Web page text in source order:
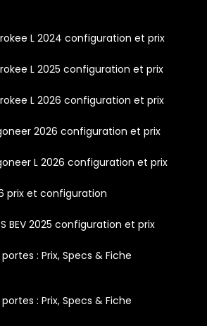
L 2024 configuration et prix
L 2025 configuration et prix
L 2026 configuration et prix
2026 configuration et prix
L 2026 configuration et prix
prix et configuration
BEV 2025 configuration et prix
: Prix, Specs & Fiche
: Prix, Specs & Fiche